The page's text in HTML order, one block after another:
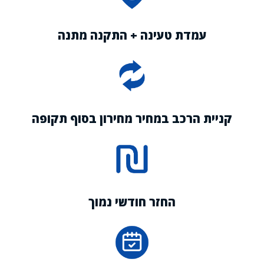
עמדת טעינה + התקנה מתנה
קניית הרכב במחיר מחירון בסוף תקופה
החזר חודשי נמוך